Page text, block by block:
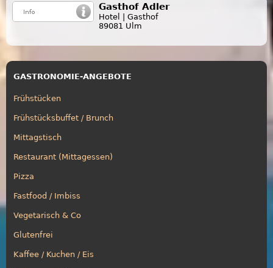
Gasthof Adler
Hotel | Gasthof
89081 Ulm
GASTRONOMIE-ANGEBOTE
Frühstücken
Frühstücksbuffet / Brunch
Mittagstisch
Restaurant (Mittagessen)
Pizza
Fastfood / Imbiss
Vegetarisch & Co
Glutenfrei
Kaffee / Kuchen / Eis